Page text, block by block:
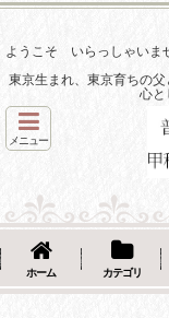
ようこそ いらっしゃいま
東京生まれ、東京育ちの
心と
メニュー
ホーム カテゴリ